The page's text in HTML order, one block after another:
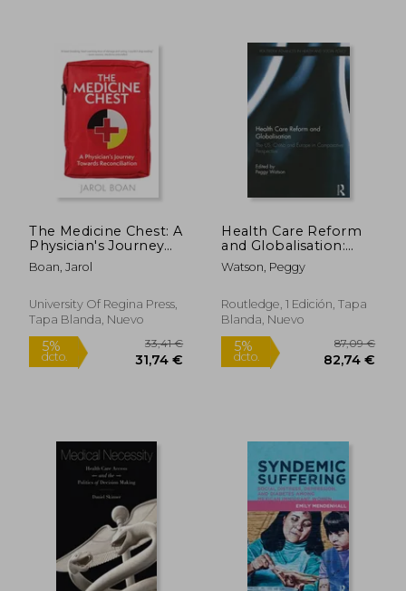
5%
dcto. 74,65 €
5%
dcto.
The Medicine Chest: A
Physician's Journey
Towards
Reconciliation (en
Boan, Jarol
University Of Regina Press,
Tapa Blanda, Nuevo
Health Care Reform
and Globalisation:
The Us, China and
Europe in
Perspective (en
Inglés)
Watson, Peggy
Routledge, 1 Edición, Tapa
Blanda, Nuevo